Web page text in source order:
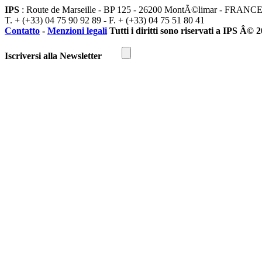
IPS : Route de Marseille - BP 125 - 26200 MontÃ©limar - FRANCE
T. + (+33) 04 75 90 92 89 - F. + (+33) 04 75 51 80 41
Contatto - Menzioni legali Tutti i diritti sono riservati a IPS Â©
Iscriversi alla Newsletter